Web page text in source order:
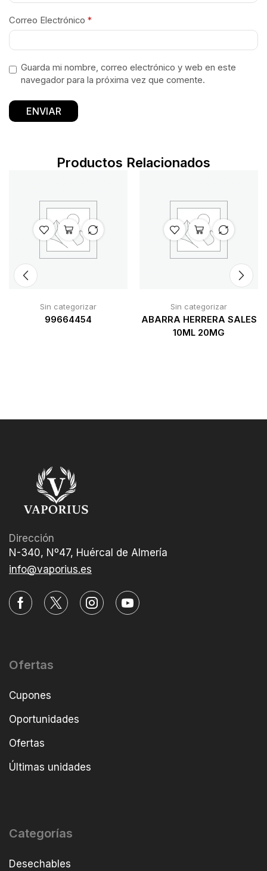
Correo Electrónico *
Guarda mi nombre, correo electrónico y web en este
navegador para la próxima vez que comente.
Productos Relacionados
Sin categorizar
99664454
Sin categorizar
ABARRA HERRERA SALES
10ML 20MG
Dirección
N-340, Nº47, Huércal de Almería
info@vaporius.es
Ofertas
Cupones
Oportunidades
Ofertas
Últimas unidades
Categorías
Desechables